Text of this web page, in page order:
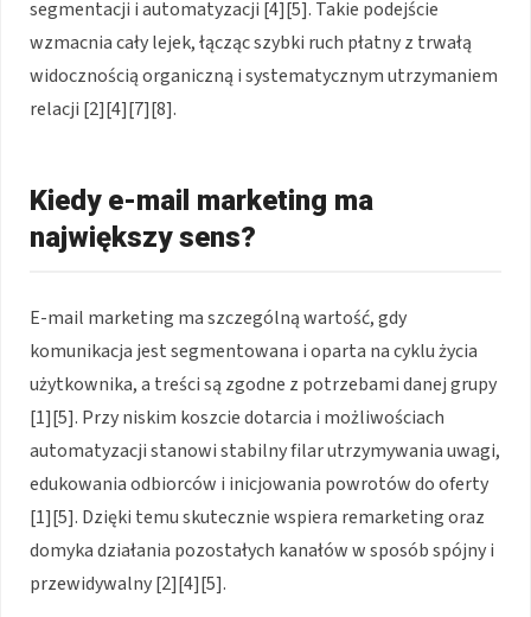
segmentacji i automatyzacji [4][5]. Takie podejście
wzmacnia cały lejek, łącząc szybki ruch płatny z trwałą
widocznością organiczną i systematycznym utrzymaniem
relacji [2][4][7][8].
Kiedy e-mail marketing ma
największy sens?
E-mail marketing ma szczególną wartość, gdy
komunikacja jest segmentowana i oparta na cyklu życia
użytkownika, a treści są zgodne z potrzebami danej grupy
[1][5]. Przy niskim koszcie dotarcia i możliwościach
automatyzacji stanowi stabilny filar utrzymywania uwagi,
edukowania odbiorców i inicjowania powrotów do oferty
[1][5]. Dzięki temu skutecznie wspiera remarketing oraz
domyka działania pozostałych kanałów w sposób spójny i
przewidywalny [2][4][5].